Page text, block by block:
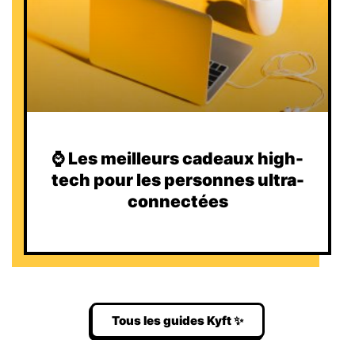
⌚️ Les meilleurs cadeaux high-
tech pour les personnes ultra-
connectées
Tous les guides Kyft ✨